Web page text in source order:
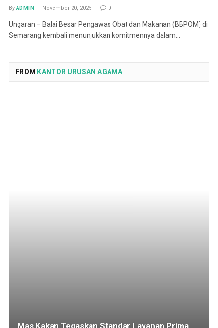
By ADMIN November 20, 2025 0
Ungaran – Balai Besar Pengawas Obat dan Makanan (BBPOM) di
Semarang kembali menunjukkan komitmennya dalam…
FROM KANTOR URUSAN AGAMA
Mas Kakan Tegaskan Standar Layanan Prima